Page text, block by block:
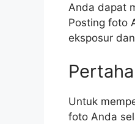
Anda dapat
Posting foto
eksposur
Untuk
foto Anda